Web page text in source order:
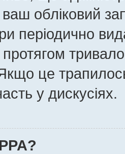
обліковий
періодично
це
у дискусіях.